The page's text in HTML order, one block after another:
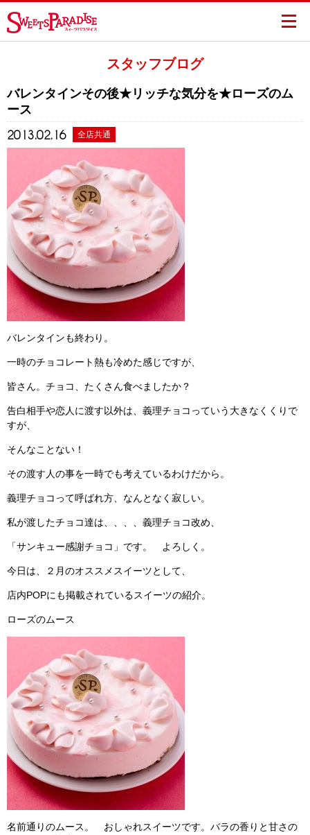
スタッフブログ
バレンタインその後★リッチな気分を★ローズのム
ース
2013.02.16 全店共通
バレンタインも終わり。
一時のチョコレート熱も冷めた感じですが、
皆さん。チョコ、たくさん食べましたか？
告白相手や恋人に渡す以外は、義理チョコっていう大きなくくりで
すが、
そんなことない！
その渡す人の事を一時でも考えているわけだから。
義理チョコって呼ばれ方、なんとなく寂しい。
私が渡したチョコ達は、、、、義理チョコ改め、
「サンキュー感謝チョコ」です。 よろしく。
今日は、２月のオススメスイーツとして、
店内POPにも掲載されているスイーツの紹介。
ローズのムース
名前通りのムース。 おしゃれスイーツです。バラの香りと甘さの